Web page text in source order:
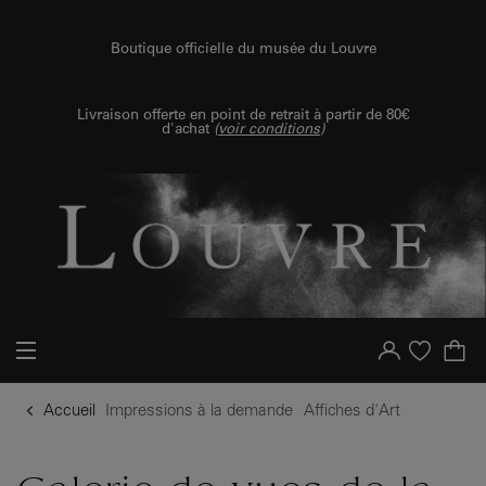
Boutique officielle du musée du Louvre
Livraison offerte en point de retrait à partir de 80€
d'achat (voir conditions)
Votre compte
Liste d'achat
Accueil Impressions à la demande Affiches d'Art